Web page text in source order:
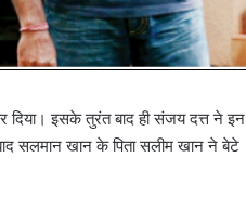
दिया। इसके तुरंत बाद ही संजय दत्त ने इन
सलमान खान के पिता सलीम खान ने बेटे